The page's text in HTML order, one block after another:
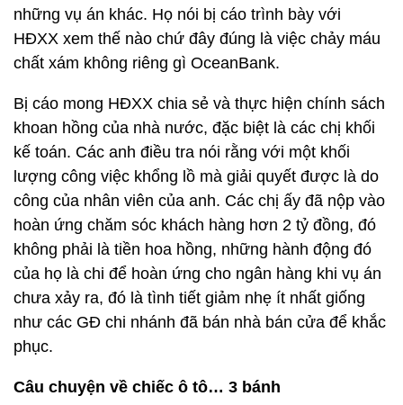
những vụ án khác. Họ nói bị cáo trình bày với
HĐXX xem thế nào chứ đây đúng là việc chảy máu
chất xám không riêng gì OceanBank.
Bị cáo mong HĐXX chia sẻ và thực hiện chính sách
khoan hồng của nhà nước, đặc biệt là các chị khối
kế toán. Các anh điều tra nói rằng với một khối
lượng công việc khổng lồ mà giải quyết được là do
công của nhân viên của anh. Các chị ấy đã nộp vào
hoàn ứng chăm sóc khách hàng hơn 2 tỷ đồng, đó
không phải là tiền hoa hồng, những hành động đó
của họ là chi để hoàn ứng cho ngân hàng khi vụ án
chưa xảy ra, đó là tình tiết giảm nhẹ ít nhất giống
như các GĐ chi nhánh đã bán nhà bán cửa để khắc
phục.
Câu chuyện về chiếc ô tô… 3 bánh